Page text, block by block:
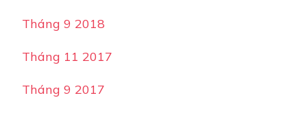
Tháng 9 2018
Tháng 11 2017
Tháng 9 2017